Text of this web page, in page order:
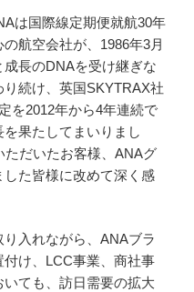
は国際線定期便就航30年
航空会社が、1986年3月
長のDNAを受け継ぎな
続け、英国SKYTRAX社
を2012年から4年連続で
果たしてまいりまし
だいたお客様、ANAグ
た皆様に改めて深く感
入れながら、ANAブラ
け、LCC事業、商社事
ても、訪日需要の拡大